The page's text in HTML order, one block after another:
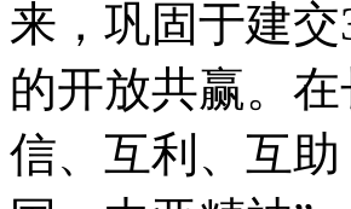
来，巩固于建
的开放共赢。
信、互利、互